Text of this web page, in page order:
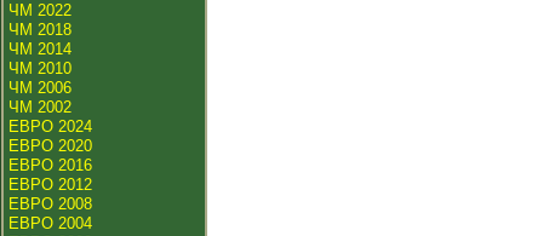
ЧМ 2022
ЧМ 2018
ЧМ 2014
ЧМ 2010
ЧМ 2006
ЧМ 2002
ЕВРО 2024
ЕВРО 2020
ЕВРО 2016
ЕВРО 2012
ЕВРО 2008
ЕВРО 2004